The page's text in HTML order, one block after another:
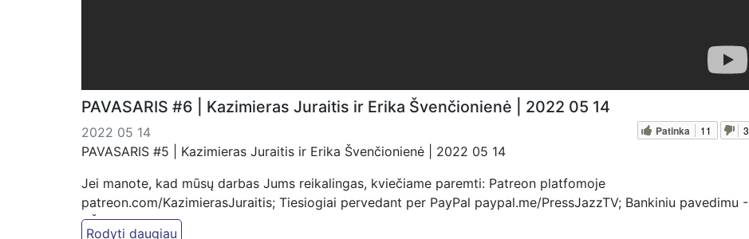
PAVASARIS #6 | Kazimieras Juraitis ir Erika Švenčionienė | 2022 05 14
2022 05 14 Patinka 11 3
PAVASARIS #5 | Kazimieras Juraitis ir Erika Švenčionienė | 2022 05 14
Jei manote, kad mūsų darbas Jums reikalingas, kviečiame paremti: Patreon platfomoje
patreon.com/KazimierasJuraitis; Tiesiogiai pervedant per PayPal paypal.me/PressJazzTV; Bankiniu pavedimu -
VŠĮ "Kaisakas", LT477300010078090515 Paskirtyje nurodant ''Auka''